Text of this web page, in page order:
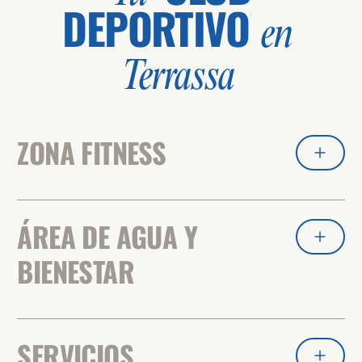
DEPORTIVO en
Terrassa
ZONA FITNESS
ÁREA DE AGUA Y
BIENESTAR